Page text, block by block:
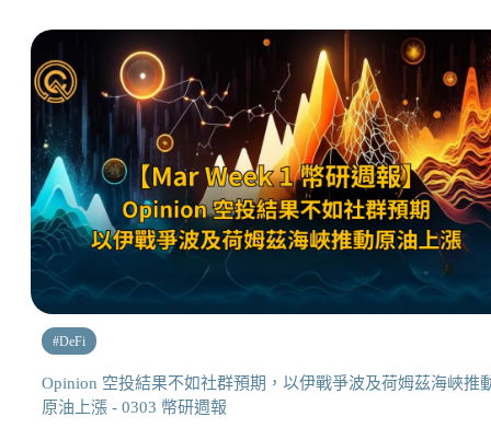
#DeFi
Opinion 空投結果不如社群預期，以伊戰爭波及荷姆茲海峽推
原油上漲 - 0303 幣研週報